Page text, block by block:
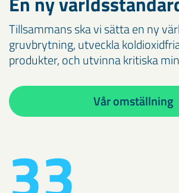
Tillsammans ska vi sätta en ny
gruvbrytning, utveckla
produkter, och utvinna kritiska
Vår omställning